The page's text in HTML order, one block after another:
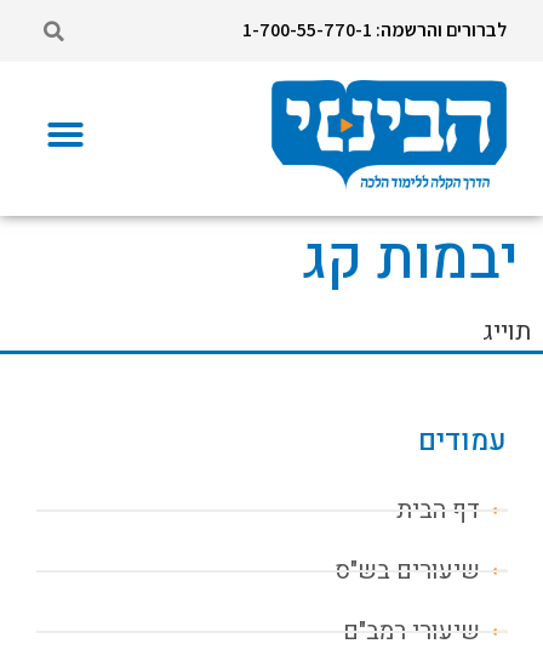
לברורים והרשמה: 1-700-55-770-1
יבמות קג
תוייג
עמודים
דף הבית
שיעורים בש"ס
שיעורי רמב"ם